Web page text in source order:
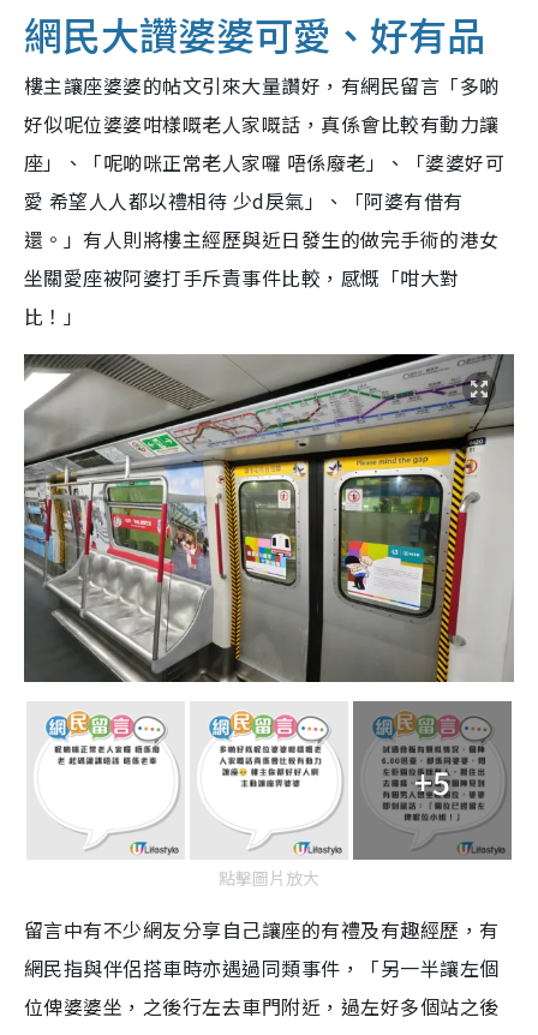
網民大讚婆婆可愛、好有品
樓主讓座婆婆的帖文引來大量讚好，有網民留言「多啲
好似呢位婆婆咁樣嘅老人家嘅話，真係會比較有動力讓
座」、「呢啲咪正常老人家囉 唔係廢老」、「婆婆好可
愛 希望人人都以禮相待 少d戾氣」、「阿婆有借有
還。」有人則將樓主經歷與近日發生的做完手術的港女
坐關愛座被阿婆打手斥責事件比較，感慨「咁大對
比！」
+5
點擊圖片放大
留言中有不少網友分享自己讓座的有禮及有趣經歷，有
網民指與伴侶搭車時亦遇過同類事件，「另一半讓左個
位俾婆婆坐，之後行左去車門附近，過左好多個站之後